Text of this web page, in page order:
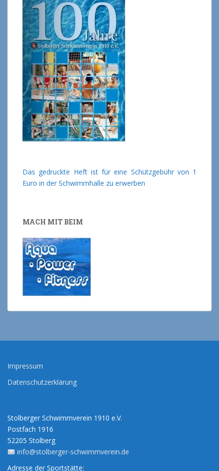
Das gedruckte Heft ist für eine Schützgebühr von 1
Euro in der Schwimmhalle zu erwerben
MACH MIT BEIM
Impressum
Datenschutzerklärung
Stolberger Schwimmverein 1910 e.V.
Postfach 1916
52205 Stolberg
info@stolberger-schwimmverein.de
Adresse der Sportstätte: